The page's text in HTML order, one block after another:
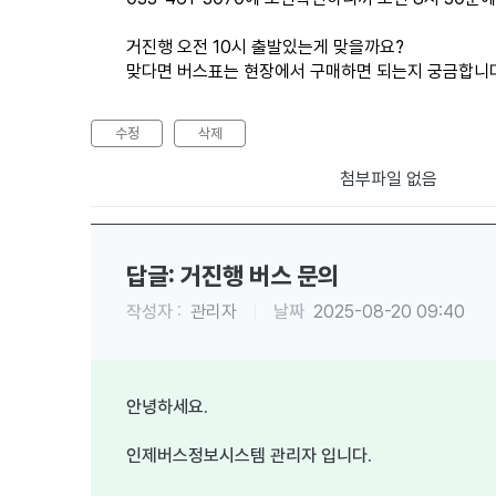
거진행 오전 10시 출발있는게 맞을까요?
맞다면 버스표는 현장에서 구매하면 되는지 궁금합니
수정 삭제
첨부파일 없음
답글: 거진행 버스 문의
작성자 : 관리자 날짜 2025-08-20 09:40
안녕하세요.
인제버스정보시스템 관리자 입니다.